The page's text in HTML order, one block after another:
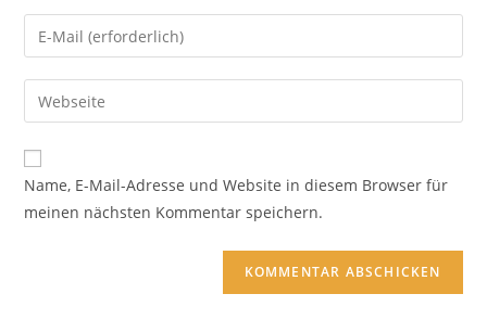
Name, E-Mail-Adresse und Website in diesem Browser für
meinen nächsten Kommentar speichern.